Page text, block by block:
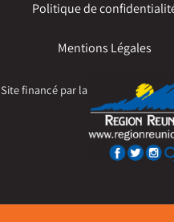
Politique de
Mentions Légales
Site financé par la